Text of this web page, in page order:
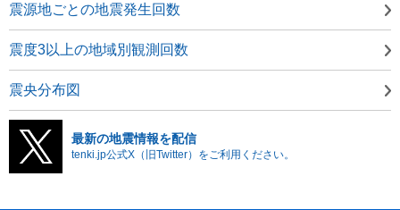
震源地ごとの地震発生回数
震度3以上の地域別観測回数
震央分布図
最新の地震情報を配信
tenki.jp公式X（旧Twitter）をご利用ください。